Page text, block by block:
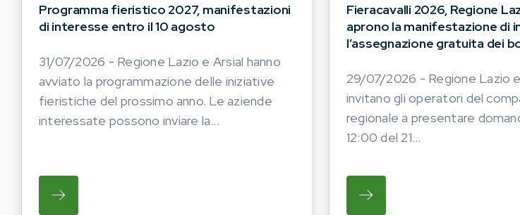
Programma fieristico 2027, manifestazioni
di interesse entro il 10 agosto
31/07/2026 - Regione Lazio e Arsial hanno
avviato la programmazione delle iniziative
fieristiche del prossimo anno. Le aziende
interessate possono inviare la...
SU REGIONE LAZIO E ARSIAL HANNO AVVIATO LA PROGRAMMAZIONE
Fieracavalli 2026, Regione
aprono la manifestazione di
l’assegnazione gratuita dei
29/07/2026 - Regione Lazio
invitano gli operatori del
regionale a presentare
12:00 del 21...
SU REGIONE LAZIO E